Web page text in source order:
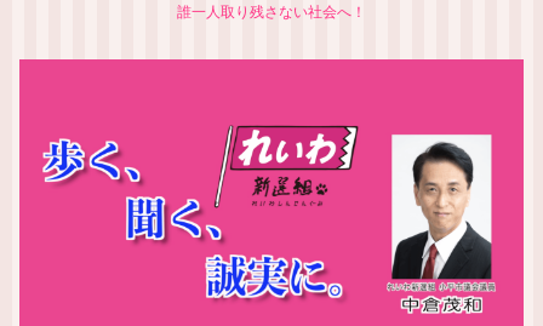
誰一人取り残さない社会へ！